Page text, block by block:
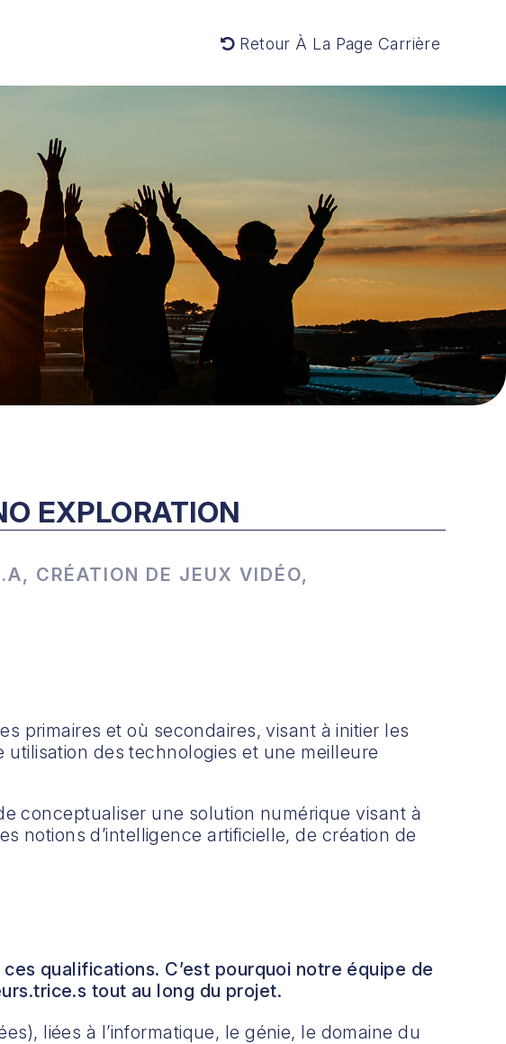
Retour À La Page Carrière
EXPLORATION
CRÉATION DE JEUX VIDÉO,
primaires et où secondaires, visant à initier les
des technologies et une meilleure
conceptualiser une solution numérique visant à
notions d’intelligence artificielle, de création de
qualifications. C’est pourquoi notre équipe de
tout au long du projet.
liées à l’informatique, le génie, le domaine du